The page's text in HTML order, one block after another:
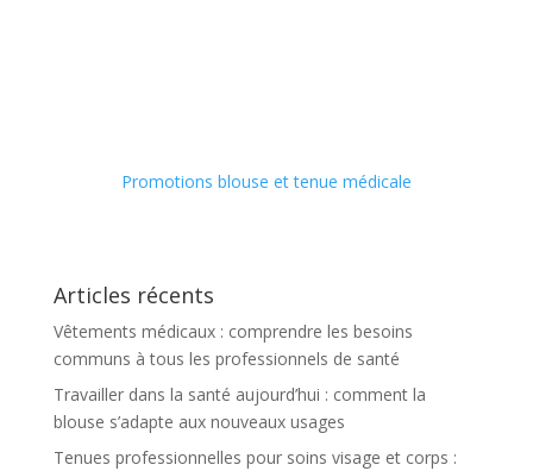
Promotions blouse et tenue médicale
Articles récents
Vêtements médicaux : comprendre les besoins
communs à tous les professionnels de santé
Travailler dans la santé aujourd’hui : comment la
blouse s’adapte aux nouveaux usages
Tenues professionnelles pour soins visage et corps :